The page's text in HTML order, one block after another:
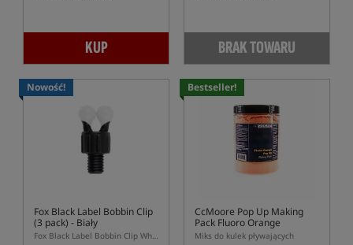
KUP BRAK TOWARU
Nowość!
Fox Black Label Bobbin Clip
(3 pack) - Biały
Fox Black Label Bobbin Clip White 3 pack – białe klipsy do hangerów Fox
Bestseller!
CcMoore Pop Up Making
Pack Fluoro Orange
Miks do kulek pływających